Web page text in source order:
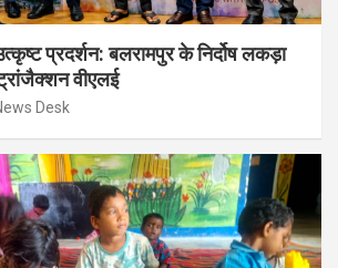
प्रदर्शन: बलरामपुर के निर्दोष लकड़ा
वीएलई
Desk